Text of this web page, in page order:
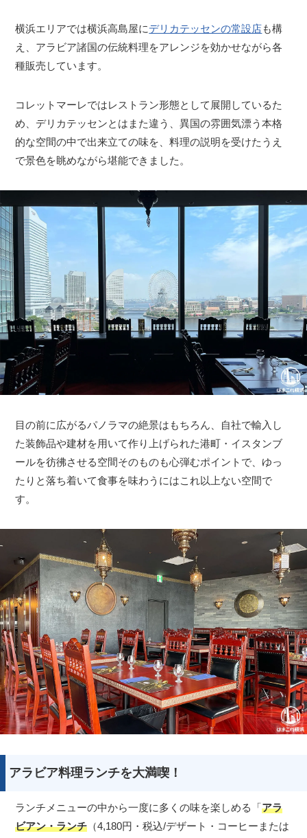
横浜エリアでは横浜高島屋にデリカテッセンの常設店も構
え、アラビア諸国の伝統料理をアレンジを効かせながら各
種販売しています。
コレットマーレではレストラン形態として展開しているた
め、デリカテッセンとはまた違う、異国の雰囲気漂う本格
的な空間の中で出来立ての味を、料理の説明を受けたうえ
で景色を眺めながら堪能できました。
目の前に広がるパノラマの絶景はもちろん、自社で輸入し
た装飾品や建材を用いて作り上げられた港町・イスタンブ
ールを彷彿させる空間そのものも心弾むポイントで、ゆっ
たりと落ち着いて食事を味わうにはこれ以上ない空間で
す。
アラビア料理ランチを大満喫！
ランチメニューの中から一度に多くの味を楽しめる「アラ
ビアン・ランチ （4,180円・税込/デザート・コーヒーまたは